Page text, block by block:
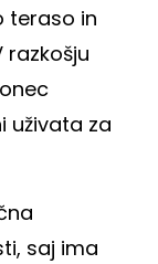
teraso in
uživata za
saj ima